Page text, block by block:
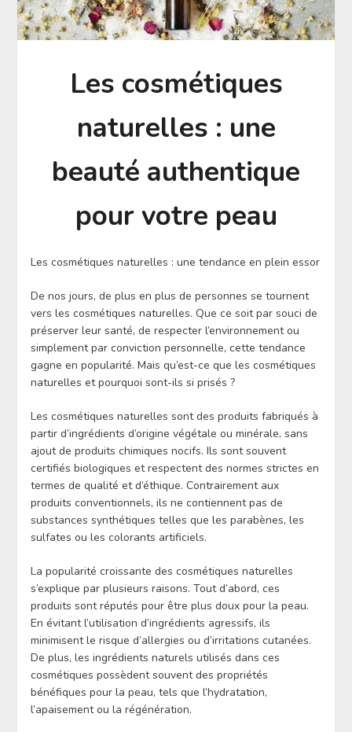
Les cosmétiques
naturelles : une
beauté authentique
pour votre peau
Les cosmétiques naturelles : une tendance en plein essor
De nos jours, de plus en plus de personnes se tournent
vers les cosmétiques naturelles. Que ce soit par souci de
préserver leur santé, de respecter l’environnement ou
simplement par conviction personnelle, cette tendance
gagne en popularité. Mais qu’est-ce que les cosmétiques
naturelles et pourquoi sont-ils si prisés ?
Les cosmétiques naturelles sont des produits fabriqués à
partir d’ingrédients d’origine végétale ou minérale, sans
ajout de produits chimiques nocifs. Ils sont souvent
certifiés biologiques et respectent des normes strictes en
termes de qualité et d’éthique. Contrairement aux
produits conventionnels, ils ne contiennent pas de
substances synthétiques telles que les parabènes, les
sulfates ou les colorants artificiels.
La popularité croissante des cosmétiques naturelles
s’explique par plusieurs raisons. Tout d’abord, ces
produits sont réputés pour être plus doux pour la peau.
En évitant l’utilisation d’ingrédients agressifs, ils
minimisent le risque d’allergies ou d’irritations cutanées.
De plus, les ingrédients naturels utilisés dans ces
cosmétiques possèdent souvent des propriétés
bénéfiques pour la peau, tels que l’hydratation,
l’apaisement ou la régénération.